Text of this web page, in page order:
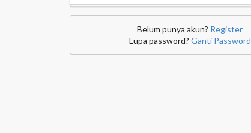
Belum punya akun? Register
Lupa password? Ganti Password